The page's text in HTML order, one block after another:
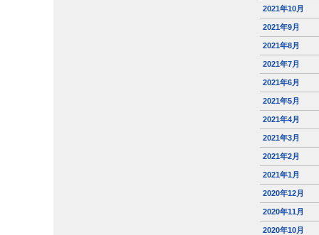
2021年10月
2021年9月
2021年8月
2021年7月
2021年6月
2021年5月
2021年4月
2021年3月
2021年2月
2021年1月
2020年12月
2020年11月
2020年10月